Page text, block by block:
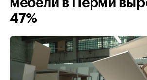
мебели в Перми
47%